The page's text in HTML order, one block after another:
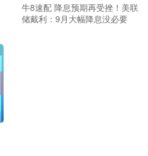
牛8速配 降息预期再受挫！美联
储戴利：9月大幅降息没必要